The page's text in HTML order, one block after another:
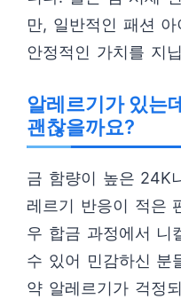
만, 일반적인 패션
안정적인 가치를 지
알레르기가 있는
괜찮을까요?
금 함량이 높은 24K
레르기 반응이 적은
우 합금 과정에서 니
수 있어 민감하신 분
약 알레르기가 걱정